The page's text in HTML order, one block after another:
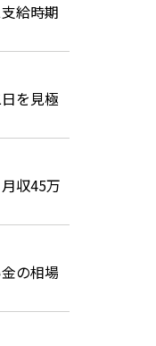
給時期
を見極
収45万
の相場